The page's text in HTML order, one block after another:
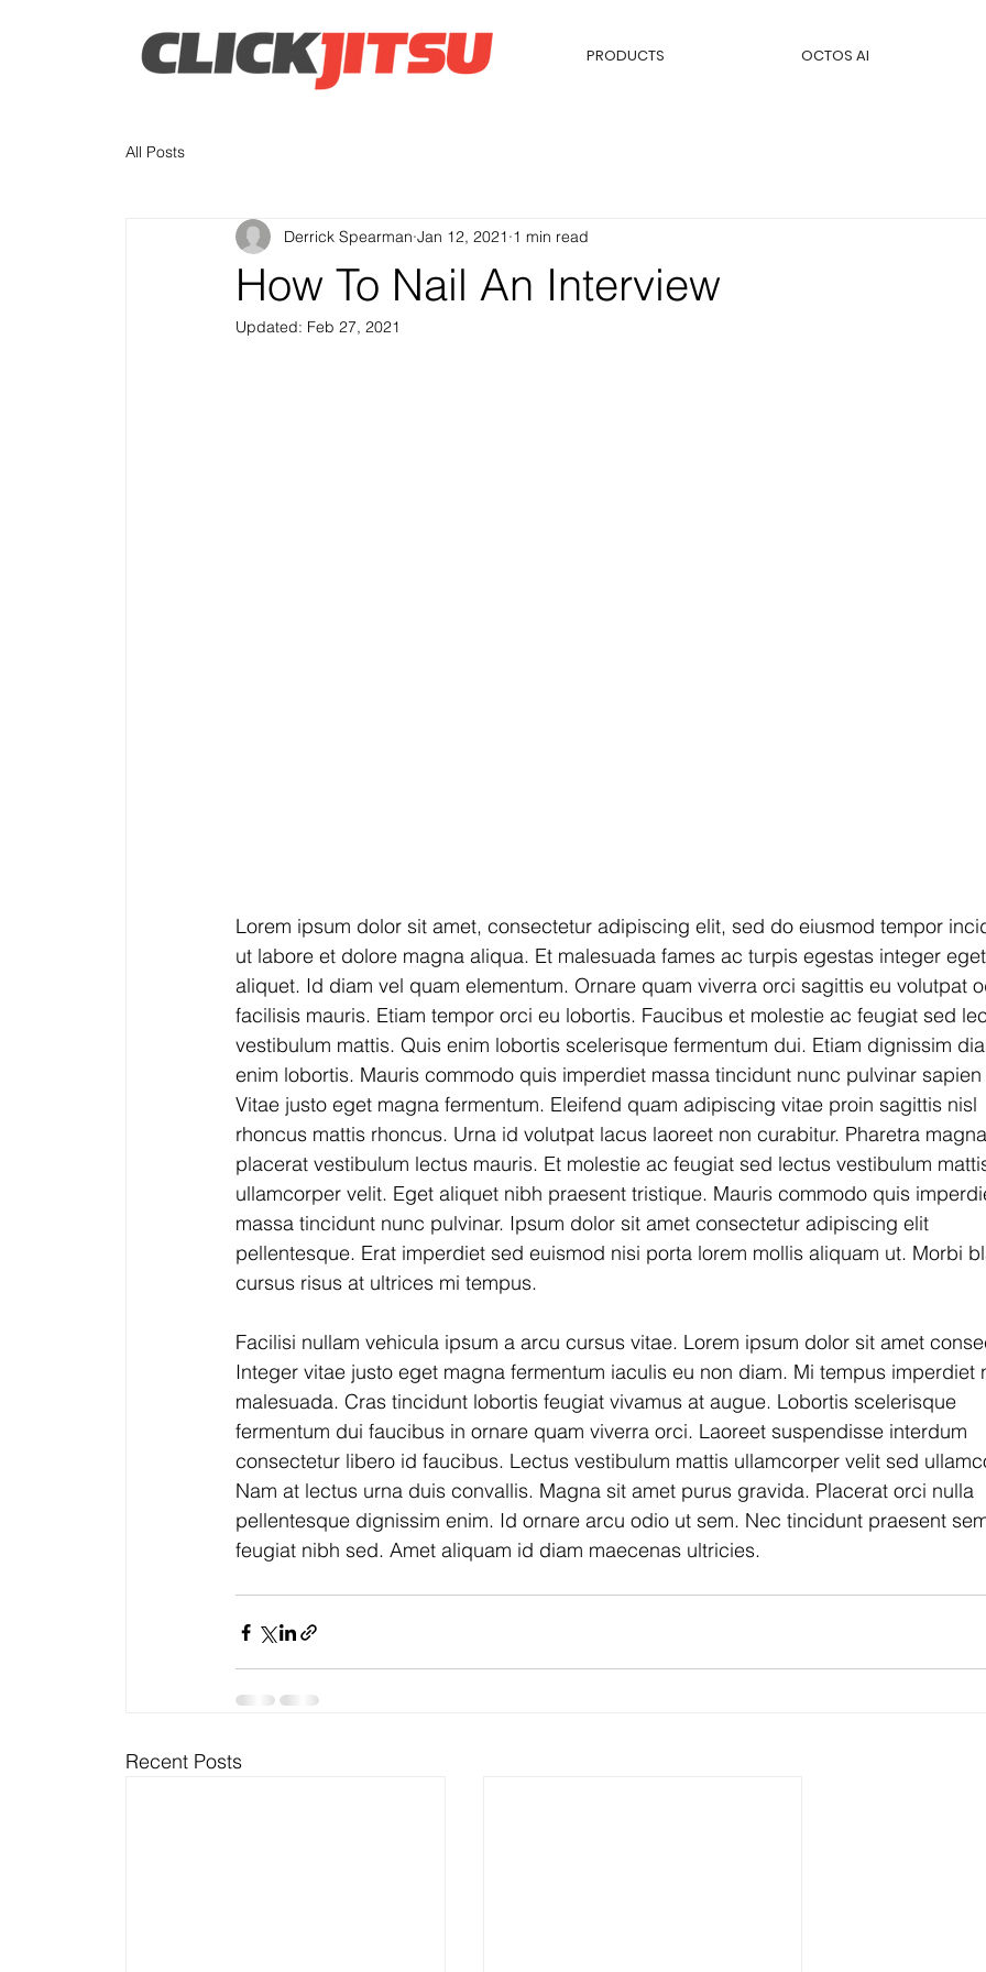
PRODUCTS OCTOS AI
All Posts
How To Nail An Interview
Derrick Spearman Jan 12, 2021 1 min read
Updated: Feb 27, 2021
Lorem ipsum dolor sit amet, consectetur adipiscing elit, sed do eiusmod tempor
ut labore et dolore magna aliqua. Et malesuada fames ac turpis egestas integer eget
aliquet. Id diam vel quam elementum. Ornare quam viverra orci sagittis eu volutpat
facilisis mauris. Etiam tempor orci eu lobortis. Faucibus et molestie ac feugiat sed
vestibulum mattis. Quis enim lobortis scelerisque fermentum dui. Etiam dignissim
enim lobortis. Mauris commodo quis imperdiet massa tincidunt nunc pulvinar sapien
Vitae justo eget magna fermentum. Eleifend quam adipiscing vitae proin sagittis nisl
rhoncus mattis rhoncus. Urna id volutpat lacus laoreet non curabitur. Pharetra
placerat vestibulum lectus mauris. Et molestie ac feugiat sed lectus vestibulum
ullamcorper velit. Eget aliquet nibh praesent tristique. Mauris commodo quis
massa tincidunt nunc pulvinar. Ipsum dolor sit amet consectetur adipiscing elit
pellentesque. Erat imperdiet sed euismod nisi porta lorem mollis aliquam ut. Morbi
cursus risus at ultrices mi tempus.
Facilisi nullam vehicula ipsum a arcu cursus vitae. Lorem ipsum dolor sit amet
Integer vitae justo eget magna fermentum iaculis eu non diam. Mi tempus imperdiet
malesuada. Cras tincidunt lobortis feugiat vivamus at augue. Lobortis scelerisque
fermentum dui faucibus in ornare quam viverra orci. Laoreet suspendisse interdum
consectetur libero id faucibus. Lectus vestibulum mattis ullamcorper velit sed
Nam at lectus urna duis convallis. Magna sit amet purus gravida. Placerat orci nulla
pellentesque dignissim enim. Id ornare arcu odio ut sem. Nec tincidunt praesent
feugiat nibh sed. Amet aliquam id diam maecenas ultricies.
Recent Posts